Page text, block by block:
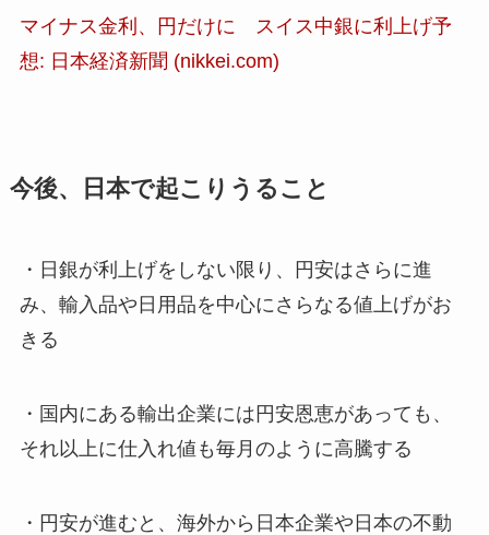
マイナス金利、円だけに スイス中銀に利上げ予
想: 日本経済新聞 (nikkei.com)
今後、日本で起こりうること
・日銀が利上げをしない限り、円安はさらに進
み、輸入品や日用品を中心にさらなる値上げがお
きる
・国内にある輸出企業には円安恩恵があっても、
それ以上に仕入れ値も毎月のように高騰する
・円安が進むと、海外から日本企業や日本の不動